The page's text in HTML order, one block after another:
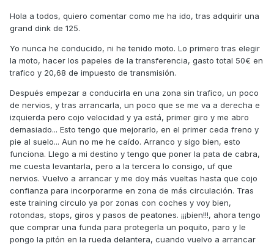
Hola a todos, quiero comentar como me ha ido, tras adquirir una
grand dink de 125.
Yo nunca he conducido, ni he tenido moto. Lo primero tras elegir
la moto, hacer los papeles de la transferencia, gasto total 50€ en
trafico y 20,68 de impuesto de transmisión.
Después empezar a conducirla en una zona sin trafico, un poco
de nervios, y tras arrancarla, un poco que se me va a derecha e
izquierda pero cojo velocidad y ya está, primer giro y me abro
demasiado... Esto tengo que mejorarlo, en el primer ceda freno y
pie al suelo... Aun no me he caído. Arranco y sigo bien, esto
funciona. Llego a mi destino y tengo que poner la pata de cabra,
me cuesta levantarla, pero a la tercera lo consigo, uf que
nervios. Vuelvo a arrancar y me doy más vueltas hasta que cojo
confianza para incorporarme en zona de más circulación. Tras
este training circulo ya por zonas con coches y voy bien,
rotondas, stops, giros y pasos de peatones. ¡¡¡bien!!!, ahora tengo
que comprar una funda para protegerla un poquito, paro y le
pongo la pitón en la rueda delantera, cuando vuelvo a arrancar